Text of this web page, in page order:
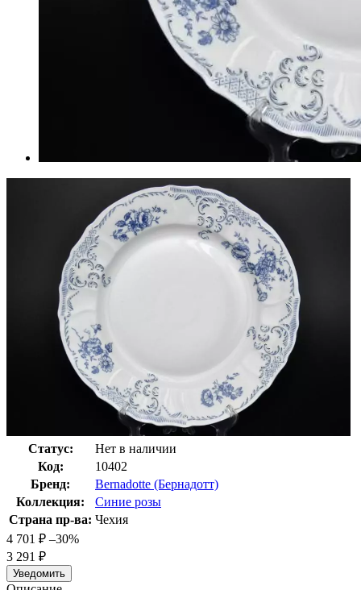
Статус:
Нет в наличии
Код:
10402
Бренд:
Bernadotte (Бернадотт)
Коллекция:
Синие розы
Страна пр-ва: Чехия
4 701 ₽ –30%
3 291 ₽
Уведомить